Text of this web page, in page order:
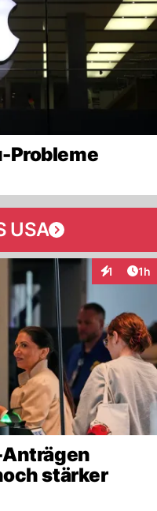
Probleme
USA
1 1h
Anträgen
stärker